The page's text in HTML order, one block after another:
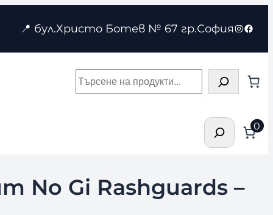
📍 бул.Христо Ботев № 67 гр.София
Търсене
Търсене0
No Gi Rashguards –